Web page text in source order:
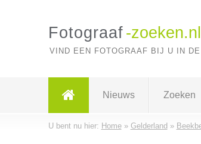
Fotograaf -zoeken.nl
VIND EEN FOTOGRAAF BIJ U IN
Nieuws Zoeken
U bent nu hier: Home» Gelderland »